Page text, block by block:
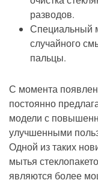
разводов.
Специальный
случайного
пальцы.
С момента
постоянно
модели с
улучшенными
Одной из таких
мытья
являются более